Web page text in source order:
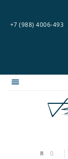
+7 (988) 4006-493
0